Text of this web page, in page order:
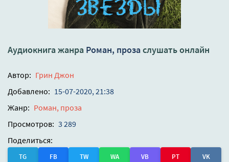
Аудиокнига жанра Роман, прозаслушать онлайн
Автор: Грин Джон
Добавлено: 15-07-2020, 21:38
Жанр: Роман, проза
Просмотров: 3 289
Поделиться:
TG FB TW WA VB PT VK